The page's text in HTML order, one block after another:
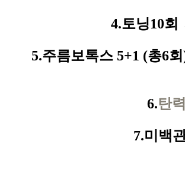
4.토닝10회
5.주름보톡스 5+1 (총6회
6.탄
7.미백